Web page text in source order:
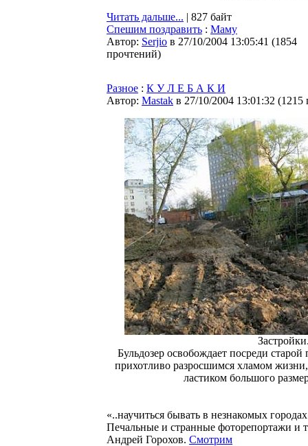
Читать дальше... | 827 байт
Спешим поздравить : Маму
Автор: Serjio в 27/10/2004 13:05:41 (1854
прочтений)
Разное : К У Л Е Б А К И
Автор: Мastak в 27/10/2004 13:01:32 (1215
Бульдозер освобождает посреди
прихотливо разросшимся хламом
ластиком большого
«..научиться бывать в незнакомых
Печальные и странные фоторепортажи и
Андрей Горохов. Смотрим